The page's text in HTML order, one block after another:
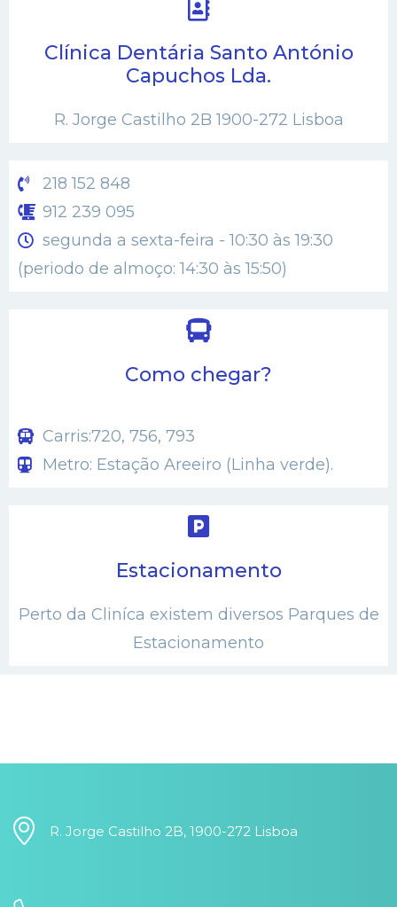
Clínica Dentária Santo António
Capuchos Lda.
R. Jorge Castilho 2B 1900-272 Lisboa
218 152 848
912 239 095
segunda a sexta-feira - 10:30 às 19:30
(periodo de almoço: 14:30 às 15:50)
Como chegar?
Carris:720, 756, 793
Metro: Estação Areeiro (Linha verde).
Estacionamento
Perto da Cliníca existem diversos Parques de
Estacionamento
R. Jorge Castilho 2B, 1900-272 Lisboa